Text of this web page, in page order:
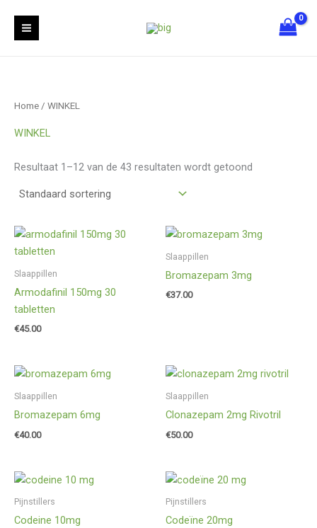
h
t
e
t
e
e
n
Home / WINKEL
WINKEL
Resultaat 1–12 van de 43 resultaten wordt getoond
Slaappillen
Armodafinil 150mg 30
tabletten
€45.00
Slaappillen
Bromazepam 3mg
€37.00
Slaappillen
Bromazepam 6mg
€40.00
Slaappillen
Clonazepam 2mg Rivotril
€50.00
Pijnstillers
Codeine 10mg
Pijnstillers
Codeïne 20mg